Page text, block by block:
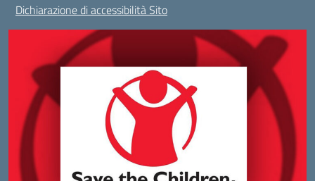
Dichiarazione di accessibilità Sito